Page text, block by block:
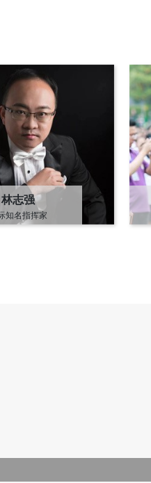
林志强
知名指挥家
纳大学双学位硕士